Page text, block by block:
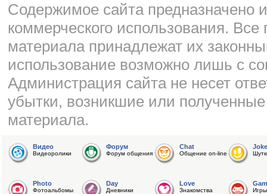
Cодержимое сайта предназначено
коммерческого использования.
материала принадлежат их
использование возможно лишь с
Администрация сайта не несет
убытки, возникшие или
материала.
Видео
Видеоролики
Форум
Форум общения
Chat
Общение on-line
Joke
Photo
Фотоальбомы
Day
Дневники
Love
Знакомства Игры